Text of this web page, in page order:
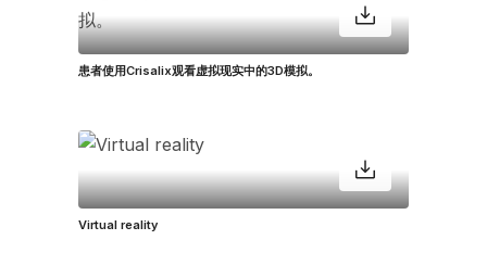
患者使用Crisalix观看虚拟现实中的3D模拟。
Virtual reality